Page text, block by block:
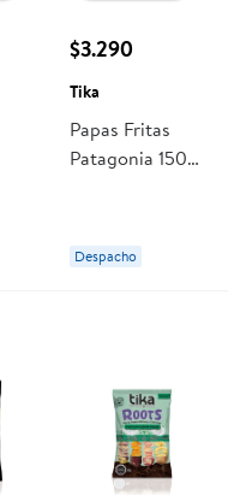
$3.290
Tika
Papas Fritas
Patagonia 150
Despacho